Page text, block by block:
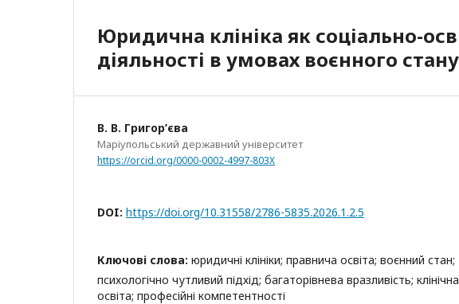
Юридична клініка як соціально-
діяльності в умовах воєнного стану
В. В. Григор’єва
Маріупольський державний університет
https://orcid.org/0000-0002-4997-803X
DOI: https://doi.org/10.31558/2786-5835.2026.1.2.5
Ключові слова: юридичні клініки; правнича освіта; воєнний стан;
психологічно чутливий підхід; багаторівнева вразливість; клінічна
освіта; професійні компетентності